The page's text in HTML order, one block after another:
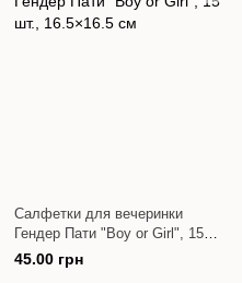
Салфетки для вечеринки
Гендер Пати "Boy or Girl", 15
шт., 16.5×16.5 см
45.00 грн